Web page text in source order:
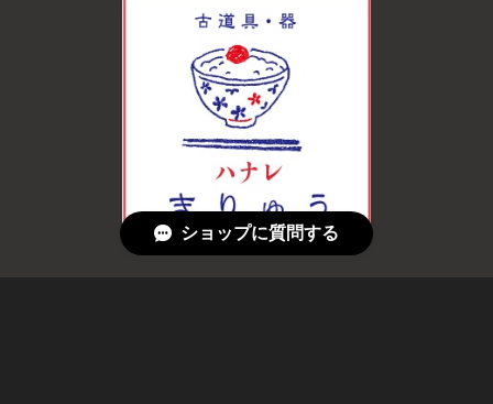
ショップに質問する